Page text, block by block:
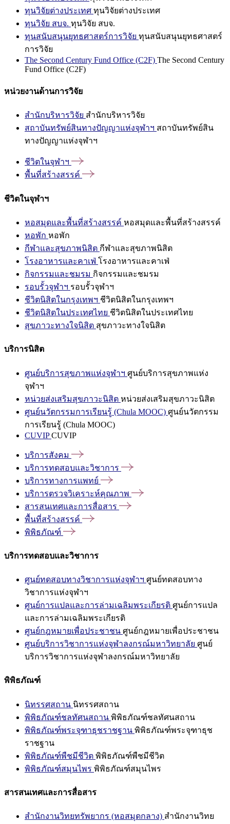
ทุนวิจัยต่างประเทศ ทุนวิจัยต่างประเทศ
ทุนวิจัย สบจ. ทุนวิจัย สบจ.
ทุนสนับสนุนยุทธศาสตร์การวิจัย ทุนสนับสนุนยุทธศาสตร์
การวิจัย
The Second Century Fund Office (C2F) The Second Century
Fund Office (C2F)
หน่วยงานด้านการวิจัย
สำนักบริหารวิจัย สำนักบริหารวิจัย
สถาบันทรัพย์สินทางปัญญาแห่งจุฬาฯ สถาบันทรัพย์สิน
ทางปัญญาแห่งจุฬาฯ
ชีวิตในจุฬาฯ
พื้นที่สร้างสรรค์
ชีวิตในจุฬาฯ
หอสมุดและพื้นที่สร้างสรรค์ หอสมุดและพื้นที่สร้างสรรค์
หอพัก หอพัก
กีฬาและสุขภาพนิสิต กีฬาและสุขภาพนิสิต
โรงอาหารและคาเฟ่ โรงอาหารและคาเฟ่
กิจกรรมและชมรม กิจกรรมและชมรม
รอบรั้วจุฬาฯ รอบรั้วจุฬาฯ
ชีวิตนิสิตในกรุงเทพฯ ชีวิตนิสิตในกรุงเทพฯ
ชีวิตนิสิตในประเทศไทย ชีวิตนิสิตในประเทศไทย
สุขภาวะทางใจนิสิต สุขภาวะทางใจนิสิต
บริการนิสิต
ศูนย์บริการสุขภาพแห่งจุฬาฯ ศูนย์บริการสุขภาพแห่ง
จุฬาฯ
หน่วยส่งเสริมสุขภาวะนิสิต หน่วยส่งเสริมสุขภาวะนิสิต
ศูนย์นวัตกรรมการเรียนรู้ (Chula MOOC) ศูนย์นวัตกรรม
การเรียนรู้ (Chula MOOC)
CUVIPCUVIP
บริการสังคม
บริการทดสอบและวิชาการ
บริการทางการแพทย์
บริการตรวจวิเคราะห์คุณภาพ
สารสนเทศและการสื่อสาร
พื้นที่สร้างสรรค์
พิพิธภัณฑ์
บริการทดสอบและวิชาการ
ศูนย์ทดสอบทางวิชาการแห่งจุฬาฯ ศูนย์ทดสอบทาง
วิชาการแห่งจุฬาฯ
ศูนย์การแปลและการล่ามเฉลิมพระเกียรติ ศูนย์การแปล
และการล่ามเฉลิมพระเกียรติ
ศูนย์กฎหมายเพื่อประชาชน ศูนย์กฎหมายเพื่อประชาชน
ศูนย์บริการวิชาการแห่งจุฬาลงกรณ์มหาวิทยาลัย ศูนย์
บริการวิชาการแห่งจุฬาลงกรณ์มหาวิทยาลัย
พิพิธภัณฑ์
นิทรรศสถาน นิทรรศสถาน
พิพิธภัณฑ์ชลทัศนสถาน พิพิธภัณฑ์ชลทัศนสถาน
พิพิธภัณฑ์พระจุฑาธุชราชฐาน พิพิธภัณฑ์พระจุฑาธุช
ราชฐาน
พิพิธภัณฑ์พืชมีชีวิต พิพิธภัณฑ์พืชมีชีวิต
พิพิธภัณฑ์สมุนไพร พิพิธภัณฑ์สมุนไพร
สารสนเทศและการสื่อสาร
สำนักงานวิทยทรัพยากร (หอสมุดกลาง) สำนักงานวิทย